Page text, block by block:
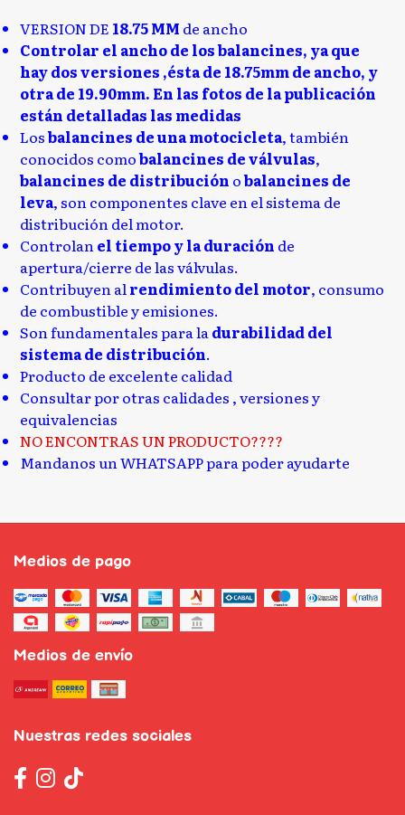
VERSION DE 18.75 MM de ancho
Controlar el ancho de los balancines, ya que
hay dos versiones ,ésta de 18.75mm de ancho, y
otra de 19.90mm. En las fotos de la publicación
están detalladas las medidas
Losbalancines de una motocicleta, también
conocidos comobalancines de válvulas,
balancines de distribución obalancines de
leva, son componentes clave en el sistema de
distribución del motor.
Controlanel tiempo y la duración de
apertura/cierre de las válvulas.
Contribuyen alrendimiento del motor, consumo
de combustible y emisiones.
Son fundamentales para ladurabilidad del
sistema de distribución.
Producto de excelente calidad
Consultar por otras calidades , versiones y
equivalencias
NO ENCONTRAS UN PRODUCTO????
Mandanos un WHATSAPP para poder ayudarte
Medios de pago
Medios de envío
Nuestras redes sociales